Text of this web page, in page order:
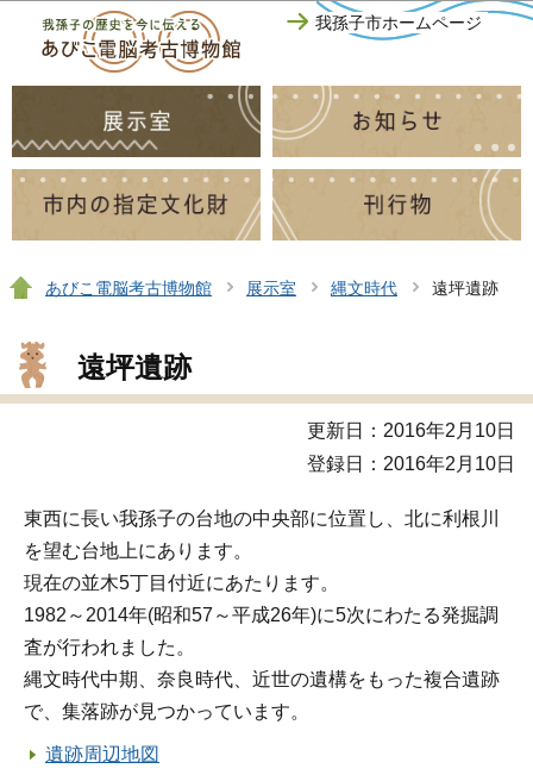
このページの本文へ移動我孫子市ホームページ
あびこ電脳考古博物館 展示室 縄文時代 遠坪遺跡
遠坪遺跡
更新日：2016年2月10日
登録日：2016年2月10日
東西に長い我孫子の台地の中央部に位置し、北に利根川
を望む台地上にあります。
現在の並木5丁目付近にあたります。
1982～2014年(昭和57～平成26年)に5次にわたる発掘調
査が行われました。
縄文時代中期、奈良時代、近世の遺構をもった複合遺跡
で、集落跡が見つかっています。
遺跡周辺地図